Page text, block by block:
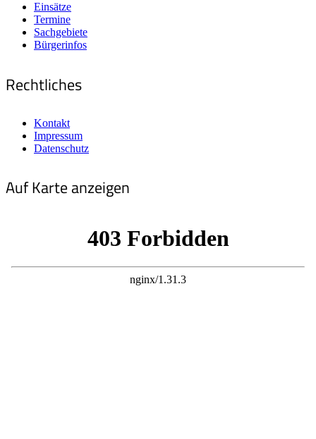
Einsätze
Termine
Sachgebiete
Bürgerinfos
Rechtliches
Kontakt
Impressum
Datenschutz
Auf Karte anzeigen